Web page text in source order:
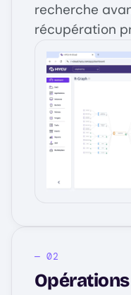
recherche
récupération